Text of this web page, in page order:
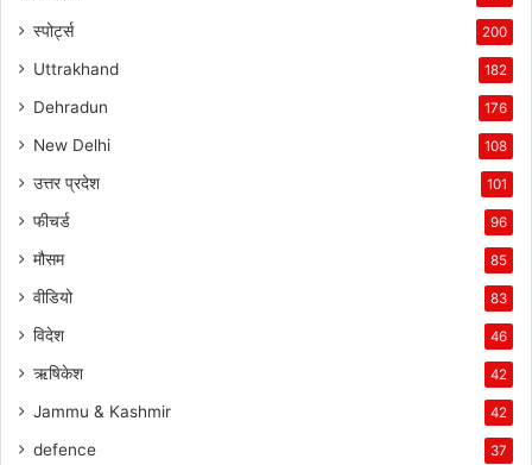
स्पोर्ट्स 200
Uttrakhand 182
Dehradun 176
New Delhi 108
उत्तर प्रदेश 101
फीचर्ड 96
मौसम 85
वीडियो 83
विदेश 46
ऋषिकेश 42
Jammu & Kashmir 42
defence 37